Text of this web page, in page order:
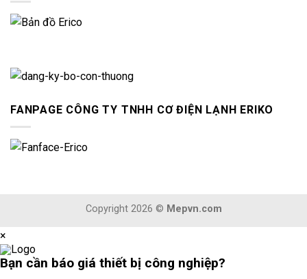
FANPAGE CÔNG TY TNHH CƠ ĐIỆN LẠNH ERIKO
Copyright 2026 © Mepvn.com
×
Bạn cần báo giá thiết bị công nghiệp?